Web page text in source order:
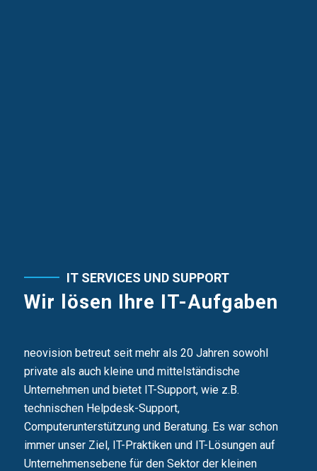
IT SERVICES UND SUPPORT
Wir lösen Ihre IT-Aufgaben
neovision betreut seit mehr als 20 Jahren sowohl
private als auch kleine und mittelständische
Unternehmen und bietet IT-Support, wie z.B.
technischen Helpdesk-Support,
Computerunterstützung und Beratung. Es war schon
immer unser Ziel, IT-Praktiken und IT-Lösungen auf
Unternehmensebene für den Sektor der kleinen